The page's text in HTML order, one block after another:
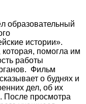
образовательный
истории».
помогла им
работы
Фильм
о буднях и
дел, об их
После просмотра